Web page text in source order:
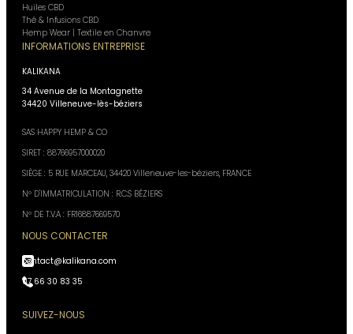
Huiles CBD
Thé & Infusions CBD
Hemp Wear | Textile en Chanvre
INFORMATIONS ENTREPRISE
KALIKANA
34 Avenue de la Montagnette
34420 Villeneuve-lès-béziers
SAS HAPPY HEMP & CO
SIRET : 88766957000020
SIÈGE : 5 RUE MARCEAU, 34420 Villeneuve-les-béziers, FRANCE
N° D'IMMATRICULATION : R.C.S BÉZIERS
N° DE T.V.A : FR16887669570
NOUS CONTACTER
contact@kalikana.com
07 66 30 83 35
SUIVEZ-NOUS